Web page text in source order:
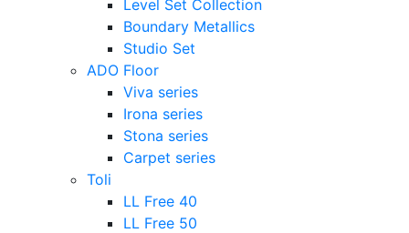
Level Set Collection
Boundary Metallics
Studio Set
ADO Floor
Viva series
Irona series
Stona series
Carpet series
Toli
LL Free 40
LL Free 50